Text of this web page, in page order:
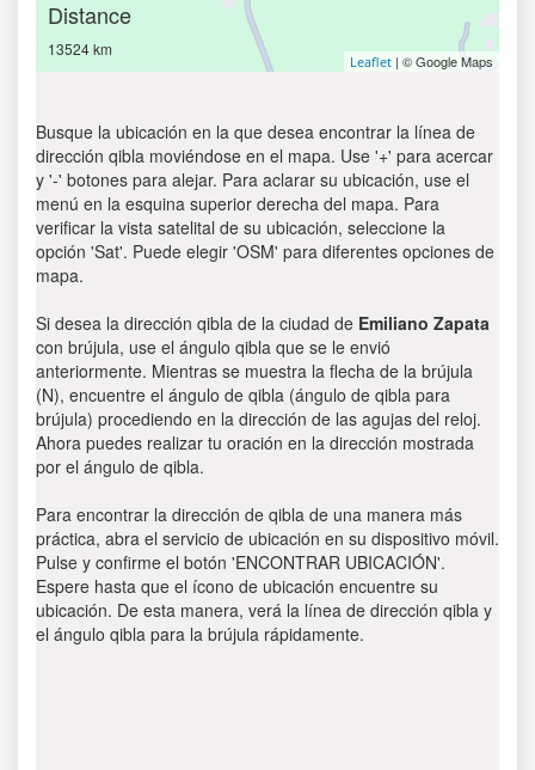
Distance
13524 km
Leaflet | © Google Maps
Busque la ubicación en la que desea encontrar la línea de
dirección qibla moviéndose en el mapa. Use '+' para acercar
y '-' botones para alejar. Para aclarar su ubicación, use el
menú en la esquina superior derecha del mapa. Para
verificar la vista satelital de su ubicación, seleccione la
opción 'Sat'. Puede elegir 'OSM' para diferentes opciones de
mapa.
Si desea la dirección qibla de la ciudad de Emiliano Zapata
con brújula, use el ángulo qibla que se le envió
anteriormente. Mientras se muestra la flecha de la brújula
(N), encuentre el ángulo de qibla (ángulo de qibla para
brújula) procediendo en la dirección de las agujas del reloj.
Ahora puedes realizar tu oración en la dirección mostrada
por el ángulo de qibla.
Para encontrar la dirección de qibla de una manera más
práctica, abra el servicio de ubicación en su dispositivo móvil.
Pulse y confirme el botón 'ENCONTRAR UBICACIÓN'.
Espere hasta que el ícono de ubicación encuentre su
ubicación. De esta manera, verá la línea de dirección qibla y
el ángulo qibla para la brújula rápidamente.